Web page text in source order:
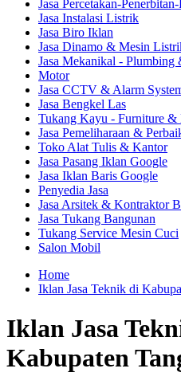
Jasa Percetakan-
Jasa Instalasi Listrik
Jasa Biro Iklan
Jasa Dinamo & Mesin
Jasa Mekanikal - Plumbing
Motor
Jasa CCTV & Alarm
Jasa Bengkel Las
Tukang Kayu - Furniture &
Jasa Pemeliharaan &
Toko Alat Tulis & Kantor
Jasa Pasang Iklan Google
Jasa Iklan Baris Google
Penyedia Jasa
Jasa Arsitek & Kontraktor
Jasa Tukang Bangunan
Tukang Service Mesin Cuci
Salon Mobil
Home
Iklan Jasa Teknik di
Iklan Jasa
Kabupaten